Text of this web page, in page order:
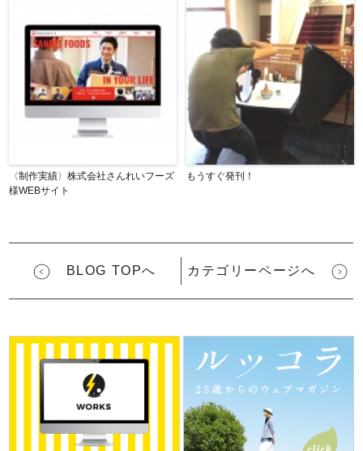
〈制作実績〉株式会社さんれいフーズ
様WEBサイト
もうすぐ発刊！
BLOG TOPへ カテゴリーページへ